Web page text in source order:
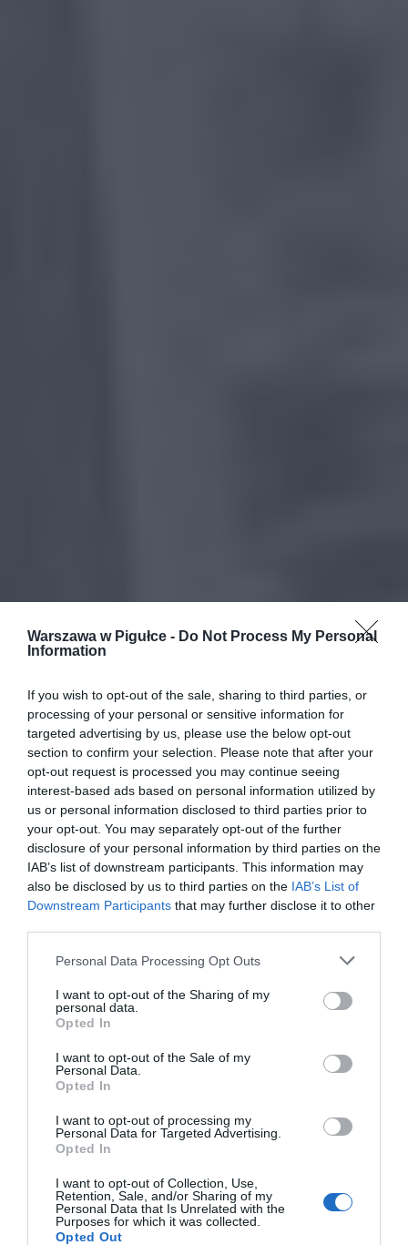
Warszawa w Pigułce - Do Not Process My Personal
Information
If you wish to opt-out of the sale, sharing to third parties, or
processing of your personal or sensitive information for
targeted advertising by us, please use the below opt-out
section to confirm your selection. Please note that after your
opt-out request is processed you may continue seeing
interest-based ads based on personal information utilized by
us or personal information disclosed to third parties prior to
your opt-out. You may separately opt-out of the further
disclosure of your personal information by third parties on the
IAB’s list of downstream participants. This information may
also be disclosed by us to third parties on the IAB’s List of
Downstream Participants that may further disclose it to other
Personal Data Processing Opt Outs
I want to opt-out of the Sharing of my
personal data.
Opted In
I want to opt-out of the Sale of my
Personal Data.
Opted In
I want to opt-out of processing my
Personal Data for Targeted Advertising.
Opted In
I want to opt-out of Collection, Use,
Retention, Sale, and/or Sharing of my
Personal Data that Is Unrelated with the
Purposes for which it was collected.
Opted Out